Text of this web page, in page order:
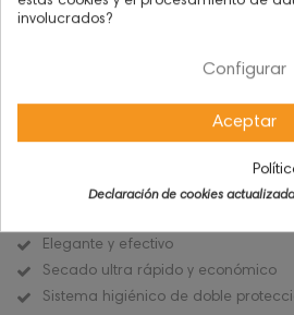
Detalles de
Secamanos óptico en acero
orientable, 2500W de
Elegante y efectivo
Secado ultra rápido y económico
Sistema higiénico de doble
involucrados?
Configurar
Aceptar
Declaración de cookies